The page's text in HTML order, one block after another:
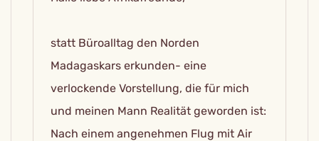
statt Büroalltag den Norden
Madagaskars erkunden- eine
verlockende Vorstellung, die für mich
und meinen Mann Realität geworden ist:
Nach einem angenehmen Flug mit Air